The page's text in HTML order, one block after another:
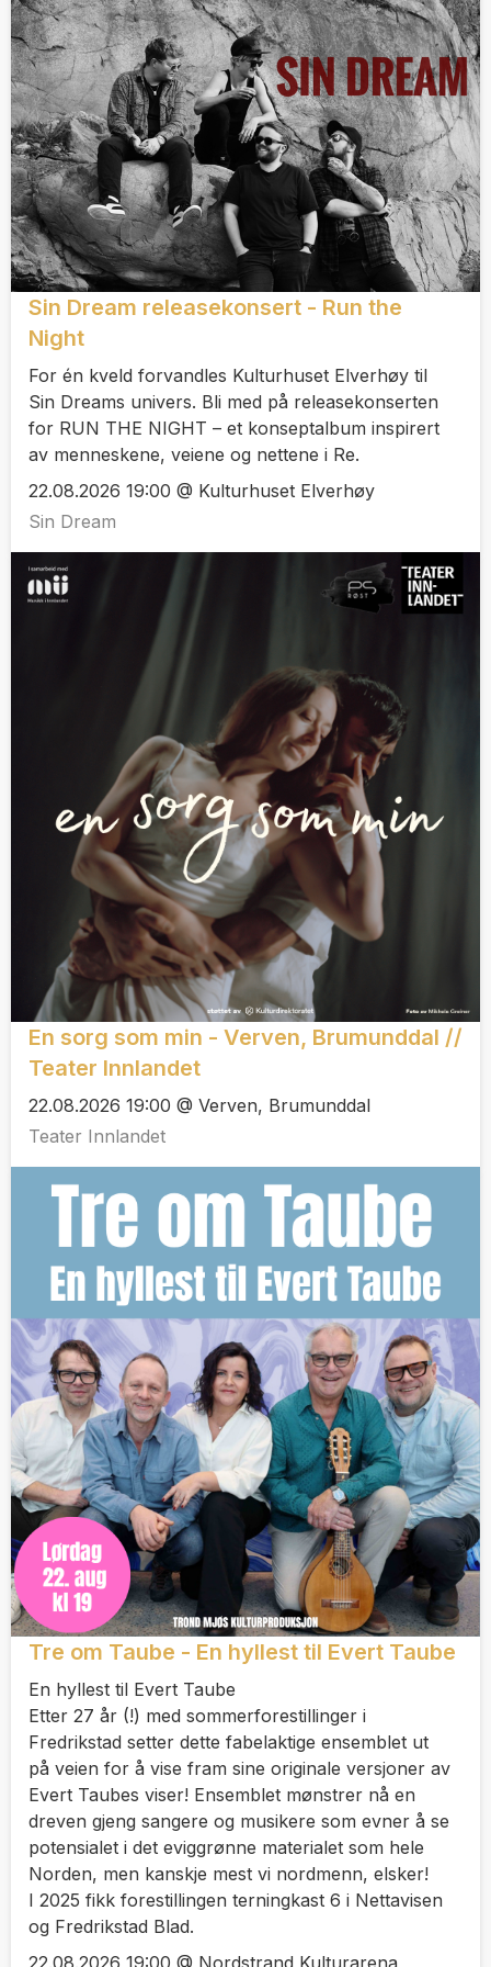
Sin Dream releasekonsert - Run the
Night
For én kveld forvandles Kulturhuset Elverhøy til
Sin Dreams univers. Bli med på releasekonserten
for RUN THE NIGHT – et konseptalbum inspirert
av menneskene, veiene og nettene i Re.
22.08.2026 19:00 @ Kulturhuset Elverhøy
Sin Dream
En sorg som min - Verven, Brumunddal //
Teater Innlandet
22.08.2026 19:00 @ Verven, Brumunddal
Teater Innlandet
Tre om Taube - En hyllest til Evert Taube
En hyllest til Evert Taube
Etter 27 år (!) med sommerforestillinger i
Fredrikstad setter dette fabelaktige ensemblet ut
på veien for å vise fram sine originale versjoner av
Evert Taubes viser! Ensemblet mønstrer nå en
dreven gjeng sangere og musikere som evner å se
potensialet i det eviggrønne materialet som hele
Norden, men kanskje mest vi nordmenn, elsker!
I 2025 fikk forestillingen terningkast 6 i Nettavisen
og Fredrikstad Blad.
22.08.2026 19:00 @ Nordstrand Kulturarena